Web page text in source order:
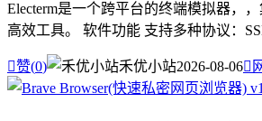
Electerm是一个跨平台的终端模拟器，
高效工具。 软件功能 支持多种协议：
赞(0) 禾优小站2026-08-06